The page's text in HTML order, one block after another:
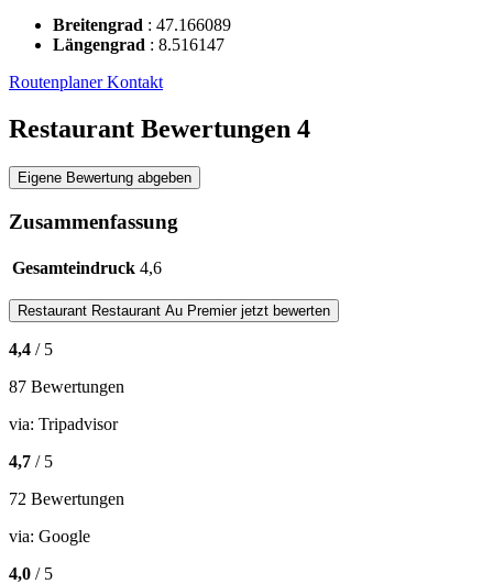
Breitengrad : 47.166089
Längengrad : 8.516147
RoutenplanerKontakt
Restaurant Bewertungen 4
Eigene Bewertung abgeben
Zusammenfassung
Gesamteindruck 4,6
Restaurant Restaurant Au Premierjetzt bewerten
4,4 / 5
87 Bewertungen
via: Tripadvisor
4,7 / 5
72 Bewertungen
via: Google
4,0 / 5